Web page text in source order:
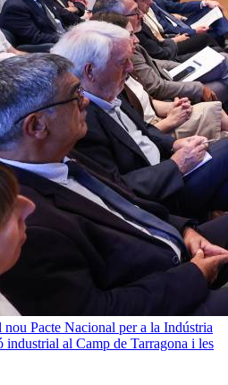
nou Pacte Nacional per a la Indústria
industrial al Camp de Tarragona i les